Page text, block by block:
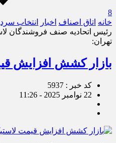
8
خانه اتاق اصناف اخبار انتخاب
رئیس اتحادیه صنف فروشندگان
تهران:
بازار کشش افزایش
کد خبر : 5937
22 نوامبر 2025 - 11:26